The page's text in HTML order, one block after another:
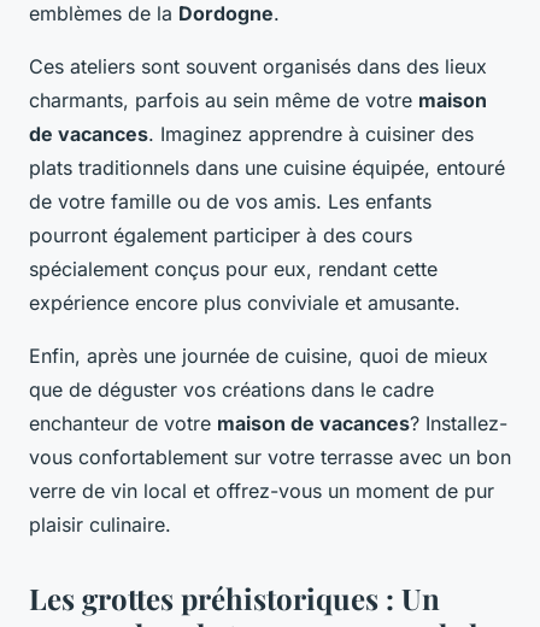
emblèmes de la Dordogne.
Ces ateliers sont souvent organisés dans des lieux
charmants, parfois au sein même de votre maison
de vacances. Imaginez apprendre à cuisiner des
plats traditionnels dans une cuisine équipée, entouré
de votre famille ou de vos amis. Les enfants
pourront également participer à des cours
spécialement conçus pour eux, rendant cette
expérience encore plus conviviale et amusante.
Enfin, après une journée de cuisine, quoi de mieux
que de déguster vos créations dans le cadre
enchanteur de votre maison de vacances? Installez-
vous confortablement sur votre terrasse avec un bon
verre de vin local et offrez-vous un moment de pur
plaisir culinaire.
Les grottes préhistoriques : Un